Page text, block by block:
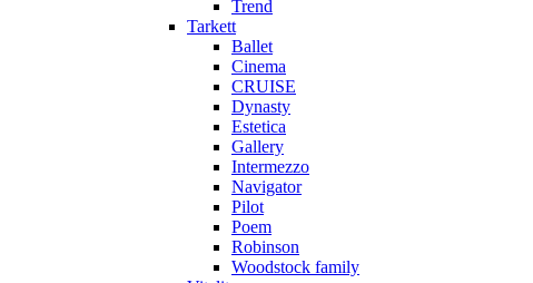
Trend
Tarkett
Ballet
Cinema
CRUISE
Dynasty
Estetica
Gallery
Intermezzo
Navigator
Pilot
Poem
Robinson
Woodstock family